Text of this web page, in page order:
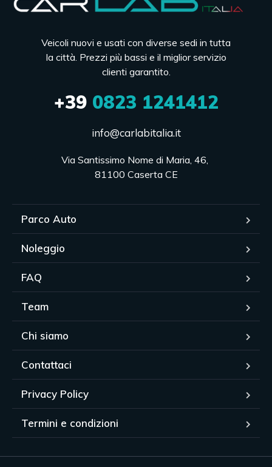
Veicoli nuovi e usati con diverse sedi in tutta
la città. Prezzi più bassi e il miglior servizio
clienti garantito.
+390823 1241412
info@carlabitalia.it
Via Santissimo Nome di Maria, 46,
81100 Caserta CE
Parco Auto
Noleggio
FAQ
Team
Chi siamo
Contattaci
Privacy Policy
Termini e condizioni